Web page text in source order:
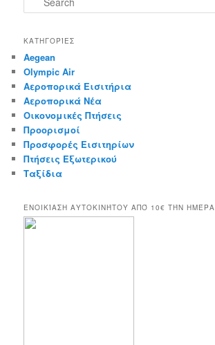
e
r
h
ΚΑΤΗΓΟΡΊΕΣ
Aegean
Olympic Air
Αεροπορικά Εισιτήρια
Αεροπορικά Νέα
Οικονομικές Πτήσεις
Προορισμοί
Προσφορές Εισιτηρίων
Πτήσεις Εξωτερικού
Ταξίδια
ΕΝΟΙΚΊΑΣΗ ΑΥΤΟΚΙΝΉΤΟΥ ΑΠΌ 10€ ΤΉΝ ΗΜΈΡΑ